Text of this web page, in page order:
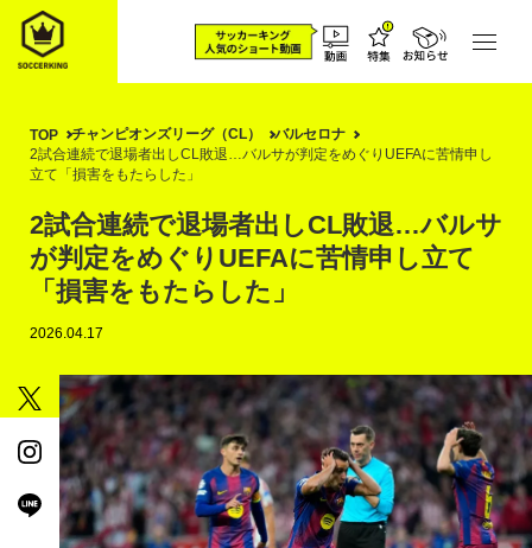
TOP チャンピオンズリーグ（CL）
バルセロナ
2試合連続で退場者出しCL敗退…バルサが判定をめぐりUEFAに苦情申し
立て「損害をもたらした」
2試合連続で退場者出しCL敗退…バルサ
が判定をめぐりUEFAに苦情申し立て
「損害をもたらした」
2026.04.17